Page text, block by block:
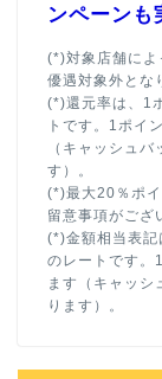
ンペーンも
(*)対象店舗によ
優遇対象外とな
(*)還元率は、1
トです。1ポイ
（キャッシュ
す）。
(*)最大20％ポイ
留意事項がござ
(*)金額相当表記
のレートです。
ます（キャッシ
ります）。